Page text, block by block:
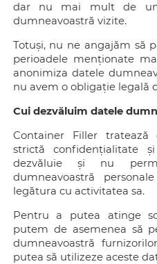
dar nu mai mult de
dumneavoastră vizite.
Totuși, nu ne angajăm să
perioadele menționate
anonimiza datele
nu avem o obligație legală
Cui dezvăluim datele
Container Filler tratează
strictă confidențialitate
dezvăluie și nu
dumneavoastră
legătura cu activitatea sa.
Pentru a putea atinge
putem de asemenea să
dumneavoastră
putea să utilizeze aceste